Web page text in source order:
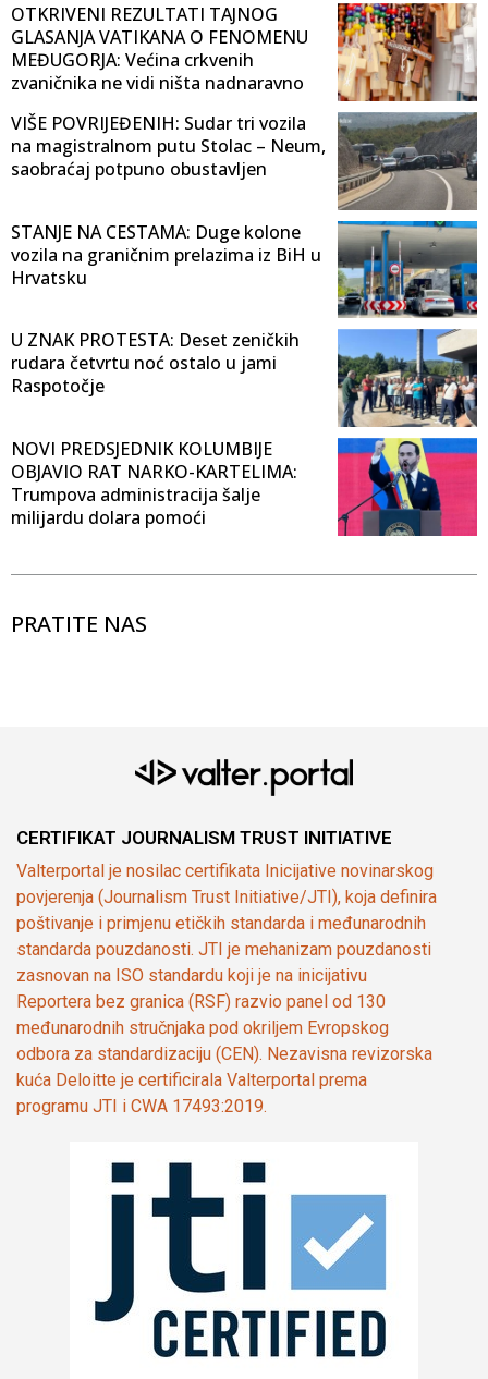
OTKRIVENI REZULTATI TAJNOG
GLASANJA VATIKANA O FENOMENU
MEĐUGORJA: Većina crkvenih
zvaničnika ne vidi ništa nadnaravno
VIŠE POVRIJEĐENIH: Sudar tri vozila
na magistralnom putu Stolac – Neum,
saobraćaj potpuno obustavljen
STANJE NA CESTAMA: Duge kolone
vozila na graničnim prelazima iz BiH u
Hrvatsku
U ZNAK PROTESTA: Deset zeničkih
rudara četvrtu noć ostalo u jami
Raspotočje
NOVI PREDSJEDNIK KOLUMBIJE
OBJAVIO RAT NARKO-KARTELIMA:
Trumpova administracija šalje
milijardu dolara pomoći
PRATITE NAS
CERTIFIKAT JOURNALISM TRUST INITIATIVE
Valterportal je nosilac certifikata Inicijative novinarskog
povjerenja (Journalism Trust Initiative/JTI), koja definira
poštivanje i primjenu etičkih standarda i međunarodnih
standarda pouzdanosti. JTI je mehanizam pouzdanosti
zasnovan na ISO standardu koji je na inicijativu
Reportera bez granica (RSF) razvio panel od 130
međunarodnih stručnjaka pod okriljem Evropskog
odbora za standardizaciju (CEN). Nezavisna revizorska
kuća Deloitte je certificirala Valterportal prema
programu JTI i CWA 17493:2019.